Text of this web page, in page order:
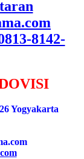
8142-
Yogyakarta